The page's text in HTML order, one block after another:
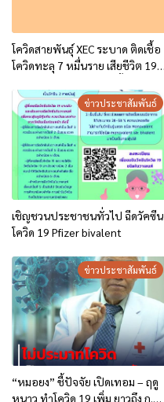
โควิดสายพันธุ์ XEC ระบาด ติดเชื้อ
โควิดทะลุ 7 หมื่นราย เสียชีวิต 19
ข่าวประชาสัมพันธ์
เชิญชวนประชาชนทั่วไป ฉีดวัคซีน
โควิด 19 Pfizer bivalent
ข่าวประชาสัมพันธ์
“หมอยง” ชี้ปัจจัย เปิดเทอม – ฤดู
หนาว ทำโควิด 19 เพิ่ม ยาวถึง ก.พ.